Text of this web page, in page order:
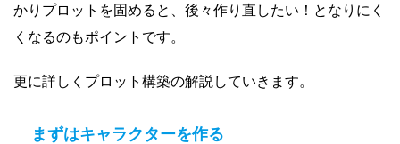
かりプロットを固めると、後々作り直したい！となりにく
くなるのもポイントです。
更に詳しくプロット構築の解説していきます。
まずはキャラクターを作る